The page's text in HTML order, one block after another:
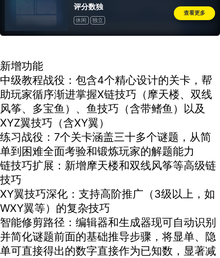
评分数独
休闲 独立
查看更多
新增功能
中级教程战役：包含4个精心设计的关卡，帮
助玩家循序渐进掌握X链技巧（摩天楼、双线
风筝、多宝鱼）、鱼技巧（含带鳍鱼）以及
XYZ翼技巧（含XY翼）
练习战役：7个关卡涵盖三十多个谜题，从简
单到困难全面考验和锻炼玩家的解题能力
链技巧扩展：新增摩天楼和双线风筝等高级链
技巧
XY翼技巧深化：支持高阶推广（3级以上，如
WXY翼等）的复杂技巧
智能修剪路径：编辑器和生成器现可自动识别
并简化谜题前面的基础推导步骤，将显单、隐
单可直接得出的数字直接作为已知数，显著减